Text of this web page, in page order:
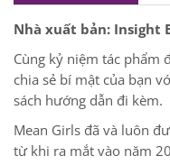
Nhà xuất bản: Insight
Cùng kỷ niệm tác phẩm
chia sẻ bí mật của bạn
sách hướng dẫn đi kèm.
Mean Girls đã và luôn
từ khi ra mắt vào năm